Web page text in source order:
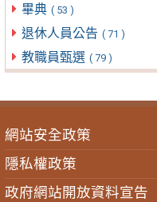
畢典 ( 53 )
退休人員公告 ( 71 )
教職員甄選 ( 79 )
網站安全政策
隱私權政策
政府網站開放資料宣告